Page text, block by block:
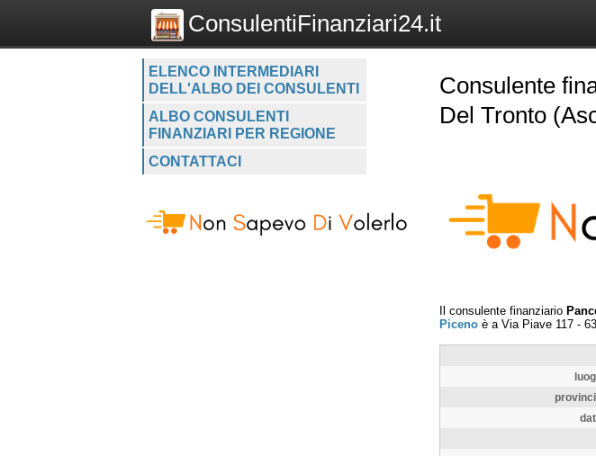
ConsulentiFinanziari24.it
ELENCO INTERMEDIARI
DELL'ALBO DEI CONSULENTI
ALBO CONSULENTI
FINANZIARI PER REGIONE
CONTATTACI
Consulente
Del Tronto
Il consulente finanziario
Piceno è a Via Piave 117 -